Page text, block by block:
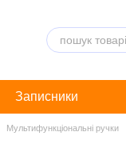
Записники
Мультифункціональні ручки